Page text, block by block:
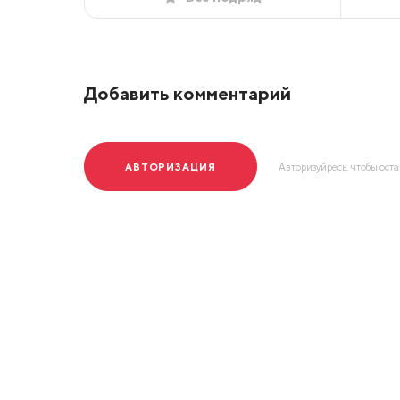
Добавить комментарий
АВТОРИЗАЦИЯ Авторизуйресь, чтобы